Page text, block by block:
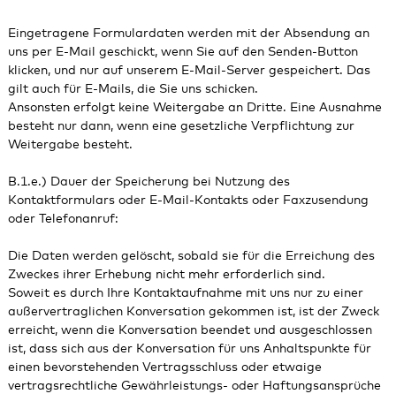
Eingetragene Formulardaten werden mit der Absendung an
uns per E-Mail geschickt, wenn Sie auf den Senden-Button
klicken, und nur auf unserem E-Mail-Server gespeichert. Das
gilt auch für E-Mails, die Sie uns schicken.
Ansonsten erfolgt keine Weitergabe an Dritte. Eine Ausnahme
besteht nur dann, wenn eine gesetzliche Verpflichtung zur
Weitergabe besteht.
B.1.e.) Dauer der Speicherung bei Nutzung des
Kontaktformulars oder E-Mail-Kontakts oder Faxzusendung
oder Telefonanruf:
Die Daten werden gelöscht, sobald sie für die Erreichung des
Zweckes ihrer Erhebung nicht mehr erforderlich sind.
Soweit es durch Ihre Kontaktaufnahme mit uns nur zu einer
außervertraglichen Konversation gekommen ist, ist der Zweck
erreicht, wenn die Konversation beendet und ausgeschlossen
ist, dass sich aus der Konversation für uns Anhaltspunkte für
einen bevorstehenden Vertragsschluss oder etwaige
vertragsrechtliche Gewährleistungs- oder Haftungsansprüche